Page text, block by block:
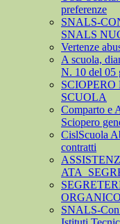
preferenze
SNALS-
SNALS
Vertenze
A scuola,
N. 10 del 05
SCUOLA
Comparto e
Sciopero
CislScuola
contratti
SNALS-